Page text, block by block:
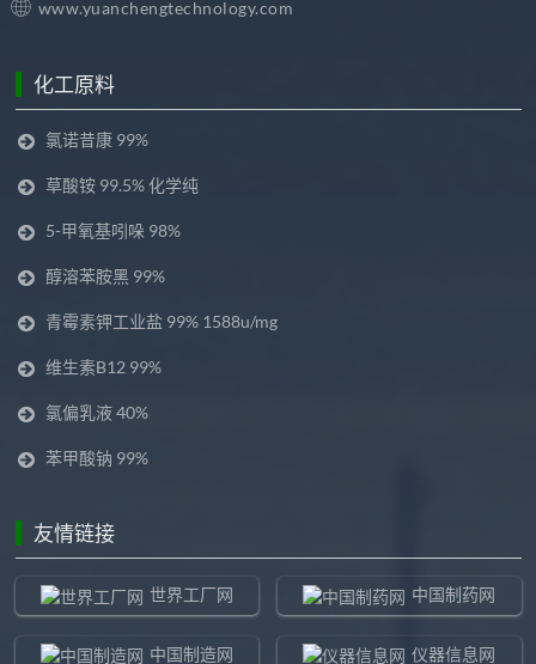
www.yuanchengtechnology.com
化工原料
氯诺昔康 99%
草酸铵 99.5% 化学纯
5-甲氧基吲哚 98%
醇溶苯胺黑 99%
青霉素钾工业盐 99% 1588u/mg
维生素B12 99%
氯偏乳液 40%
苯甲酸钠 99%
友情链接
世界工厂网 中国制药网
中国制造网 仪器信息网